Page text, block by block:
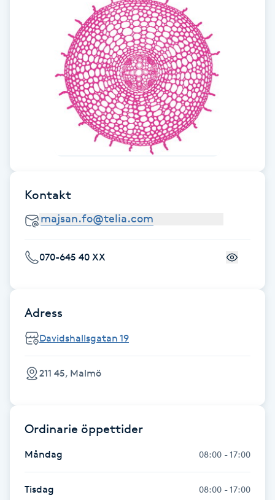
Fransborttagning
Fransförlängning Megavolym
Fransförlängning Volym
Fransk manikyr
Frekvensterapi
Friskvårdsmassage
Frisör
Funktionsanalys
Kontakt
070-645 40 XX
Adress
Davidshallsgatan 19
211 45, Malmö
Ordinarie öppettider
Måndag 08:00 - 17:00
Tisdag 08:00 - 17:00